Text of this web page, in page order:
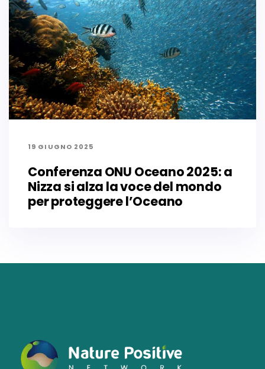
19 GIUGNO 2025
Conferenza ONU Oceano 2025: a
Nizza si alza la voce del mondo
per proteggere l’Oceano